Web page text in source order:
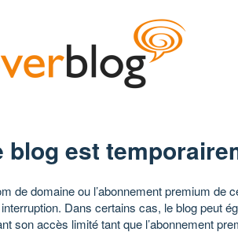
blog est
de domaine ou l’abonnement premium de
Dans certains cas, le blog peut
son accès limité tant que l’abonnement